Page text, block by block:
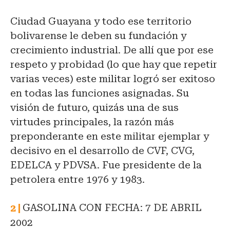
Ciudad Guayana y todo ese territorio
bolivarense le deben su fundación y
crecimiento industrial. De allí que por ese
respeto y probidad (lo que hay que repetir
varias veces) este militar logró ser exitoso
en todas las funciones asignadas. Su
visión de futuro, quizás una de sus
virtudes principales, la razón más
preponderante en este militar ejemplar y
decisivo en el desarrollo de CVF, CVG,
EDELCA y PDVSA. Fue presidente de la
petrolera entre 1976 y 1983.
GASOLINA CON FECHA: 7 DE ABRIL
2002